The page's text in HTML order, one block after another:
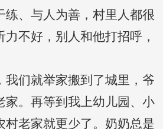
练、与人为善，村里人都很
不好，别人和他打招呼，
们就举家搬到了城里，爷
家。再等到我上幼儿园、小
村老家就更少了。奶奶总是